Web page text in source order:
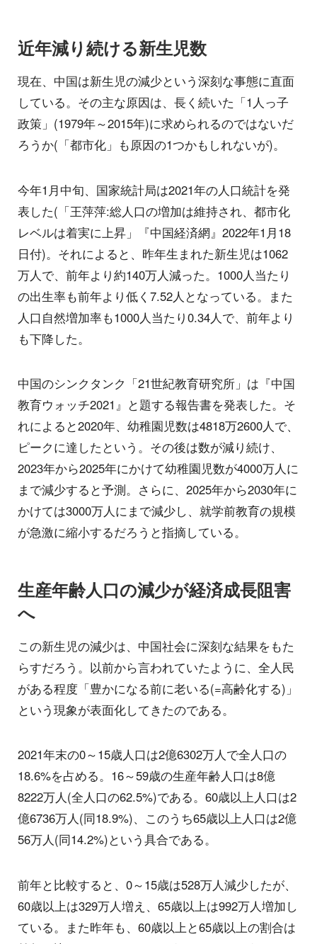
近年減り続ける新生児数
現在、中国は新生児の減少という深刻な事態に直面
している。その主な原因は、長く続いた「1人っ子
政策」(1979年～2015年)に求められるのではないだ
ろうか(「都市化」も原因の1つかもしれないが)。
今年1月中旬、国家統計局は2021年の人口統計を発
表した(「王萍萍:総人口の増加は維持され、都市化
レベルは着実に上昇」『中国経済網』2022年1月18
日付)。それによると、昨年生まれた新生児は1062
万人で、前年より約140万人減った。1000人当たり
の出生率も前年より低く7.52人となっている。また
人口自然増加率も1000人当たり0.34人で、前年より
も下降した。
中国のシンクタンク「21世紀教育研究所」は『中国
教育ウォッチ2021』と題する報告書を発表した。そ
れによると2020年、幼稚園児数は4818万2600人で、
ピークに達したという。その後は数が減り続け、
2023年から2025年にかけて幼稚園児数が4000万人に
まで減少すると予測。さらに、2025年から2030年に
かけては3000万人にまで減少し、就学前教育の規模
が急激に縮小するだろうと指摘している。
生産年齢人口の減少が経済成長阻害
へ
この新生児の減少は、中国社会に深刻な結果をもた
らすだろう。以前から言われていたように、全人民
がある程度「豊かになる前に老いる(=高齢化する)」
という現象が表面化してきたのである。
2021年末の0～15歳人口は2億6302万人で全人口の
18.6%を占める。16～59歳の生産年齢人口は8億
8222万人(全人口の62.5%)である。60歳以上人口は2
億6736万人(同18.9%)、このうち65歳以上人口は2億
56万人(同14.2%)という具合である。
前年と比較すると、0～15歳は528万人減少したが、
60歳以上は329万人増え、65歳以上は992万人増加し
ている。また昨年も、60歳以上と65歳以上の割合は